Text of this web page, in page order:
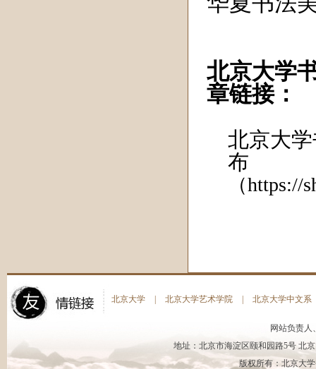
北京大学
章链接：
北京大
布
（https://
北京大学 北京大学艺术学院 北京大学中文系
网站负责
地址：北京市海淀区颐和园路5号 北
版权所有：北京大